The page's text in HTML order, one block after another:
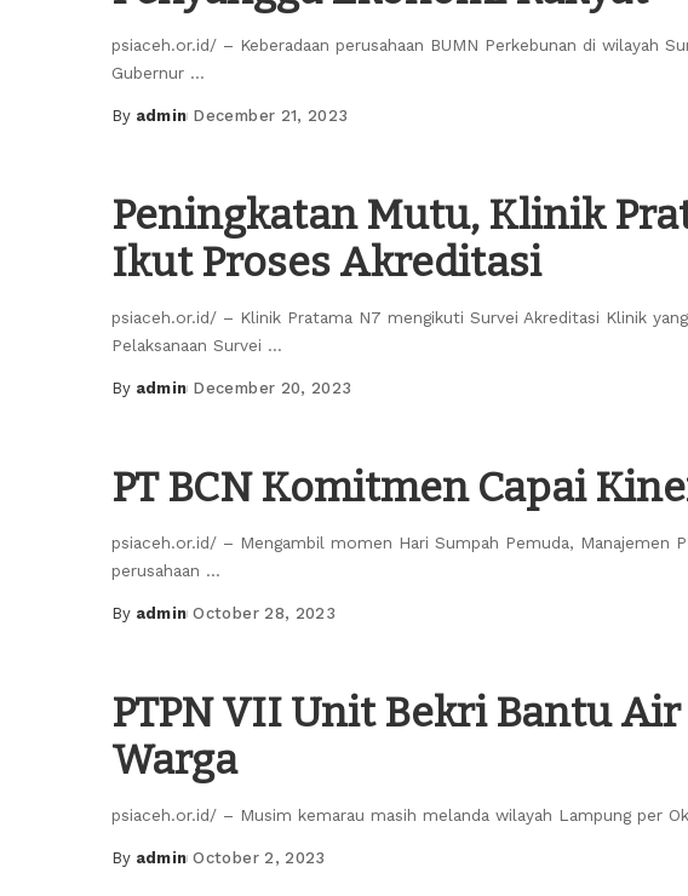
psiaceh.or.id/ – Keberadaan perusahaan BUMN Perkebunan di wilayah
Gubernur ...
Posted
By admin December 21, 2023
Peningkatan Mutu, Klinik
Ikut Proses Akreditasi
psiaceh.or.id/ – Klinik Pratama N7 mengikuti Survei Akreditasi Klinik
Pelaksanaan Survei ...
Posted
By admin December 20, 2023
PT BCN Komitmen Capai
psiaceh.or.id/ – Mengambil momen Hari Sumpah Pemuda, Manajemen
perusahaan ...
Posted
By admin October 28, 2023
PTPN VII Unit Bekri Bantu
Warga
psiaceh.or.id/ – Musim kemarau masih melanda wilayah Lampung per
Posted
By admin October 2, 2023